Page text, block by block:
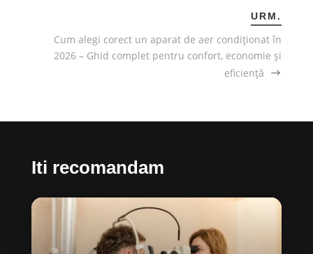
URM.
Cum alegi corect un aparat de aer condiționat în
2026 – Ghid complet pentru confort, economie și
eficiență
Iti recomandam